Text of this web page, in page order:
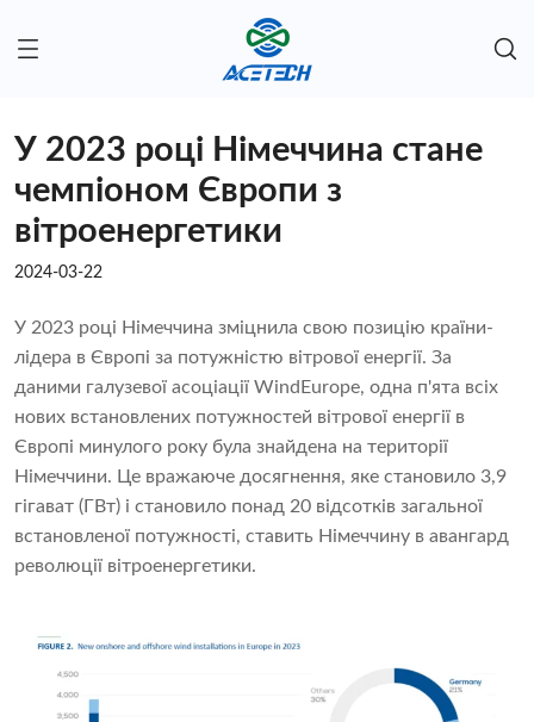
У 2023 році Німеччина стане
чемпіоном Європи з
вітроенергетики
2024-03-22
У 2023 році Німеччина зміцнила свою позицію країни-
лідера в Європі за потужністю вітрової енергії. За
даними галузевої асоціації WindEurope, одна п'ята всіх
нових встановлених потужностей вітрової енергії в
Європі минулого року була знайдена на території
Німеччини. Це вражаюче досягнення, яке становило 3,9
гігават (ГВт) і становило понад 20 відсотків загальної
встановленої потужності, ставить Німеччину в авангард
революції вітроенергетики.